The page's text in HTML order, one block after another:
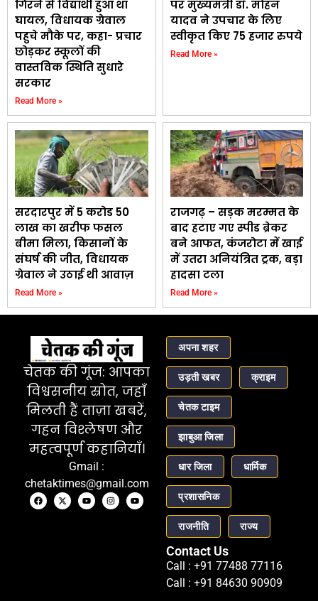
गिरने से विद्यार्थी हुआ था
घायल, विधायक ग्रेवाल
पहुचे मौके पर, कहा- प्रचार
छोड़कर स्कूलों की
वास्तविक स्थिति सुधारे
सरकार
Read More »
पर मुख्यमंत्री डॉ. मोहन
यादव ने उपचार के लिए
स्वीकृत किए 75 हजार रुपये
Read More »
सरदारपुर में 5 करोड 50
लाख का खरीफ फसल
बीमा मिला, किसानों के
संघर्ष की जीत, विधायक
ग्रेवाल ने उठाई थी आवाज़
Read More »
राजगढ़ – सड़क मरम्मत के
बाद हटाए गए स्पीड ब्रेकर
बने आफत, कंजरोटा में खाई
में उतरा अनियंत्रित ट्रक, बड़ा
हादसा टला
Read More »
चेतक की गूंज: आपका
विश्वसनीय स्रोत, जहाँ
मिलती हैं ताज़ा खबरें,
गहन विश्लेषण और
महत्वपूर्ण कहानियाँ।
Gmail :
chetaktimes@gmail.com
अपना शहर
उड़ती खबर क्राइम
चेतक टाइम
झाबुआ जिला
धार जिला धार्मिक
प्रशासनिक
राजनीति राज्य
Contact Us
Call : +91 77488 77116
Call : +91 84630 90909